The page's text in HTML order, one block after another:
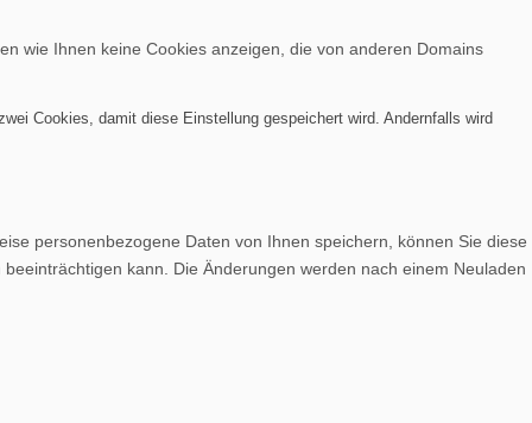
wie Ihnen keine Cookies anzeigen, die von anderen Domains
Cookies, damit diese Einstellung gespeichert wird. Andernfalls wird
personenbezogene Daten von Ihnen speichern, können Sie diese
kann. Die Änderungen werden nach einem Neuladen